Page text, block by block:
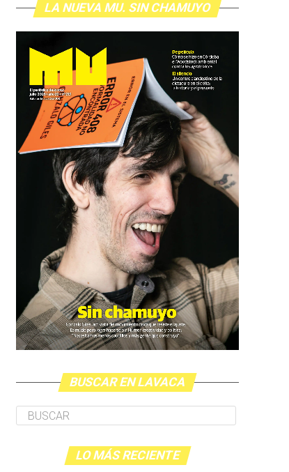
LA NUEVA MU. SIN CHAMUYO
BUSCAR EN LAVACA
LO MÁS RECIENTE